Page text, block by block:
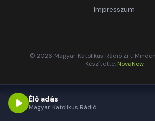
Impresszum
© 2026 Magyar Katolikus Rádió Zrt.
Készítette: NovaNow
Élő adás
Magyar Katolikus Rádió